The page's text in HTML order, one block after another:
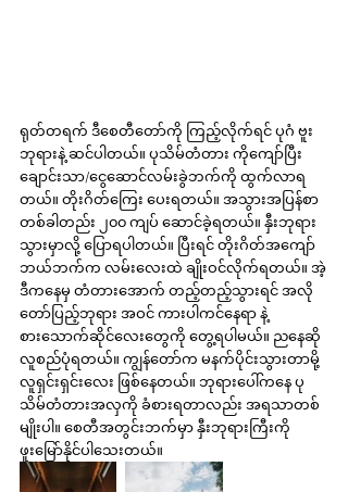
ရုတ်တရက် ဒီစေတီတော်ကို ကြည့်လိုက်ရင် ပုဂံ ဗူး
ဘုရားနဲ့ ဆင်ပါတယ်။ ပုသိမ်တံတား ကိုကျော်ပြီး
ချောင်းသာ/ငွေဆောင်လမ်းခွဲဘက်ကို ထွက်လာရ
တယ်။ တိုးဂိတ်ကြေး ပေးရတယ်။ အသွားအပြန်စာ
တစ်ခါတည်း ၂၀၀ ကျပ် ဆောင်ခဲ့ရတယ်။ နှီးဘုရား
သွားမှာလို့ ပြောရပါတယ်။ ပြီးရင် တိုးဂိတ်အကျော်
ဘယ်ဘက်က လမ်းလေးထဲ ချိုးဝင်လိုက်ရတယ်။ အဲ့
ဒီကနေမှ တံတားအောက် တည့်တည့်သွားရင် အလို
တော်ပြည့်ဘုရား အဝင် ကားပါကင်နေရာ နဲ့
စားသောက်ဆိုင်လေးတွေကို တွေ့ရပါမယ်။ ညနေဆို
လူစည်ပုံရတယ်။ ကျွန်တော်က မနက်ပိုင်းသွားတာမို့
လူရှင်းရှင်းလေး ဖြစ်နေတယ်။ ဘုရားပေါ်ကနေ ပု
သိမ်တံတားအလှကို ခံစားရတာလည်း အရသာတစ်
မျိုးပါ။ စေတီအတွင်းဘက်မှာ နှီးဘုရားကြီးကို
ဖူးမြော်နိုင်ပါသေးတယ်။